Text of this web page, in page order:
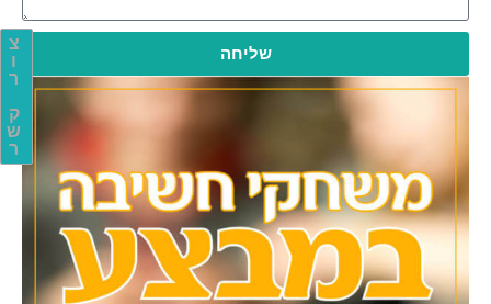
צ
ו
ר
ק
ש
ר
שליחה